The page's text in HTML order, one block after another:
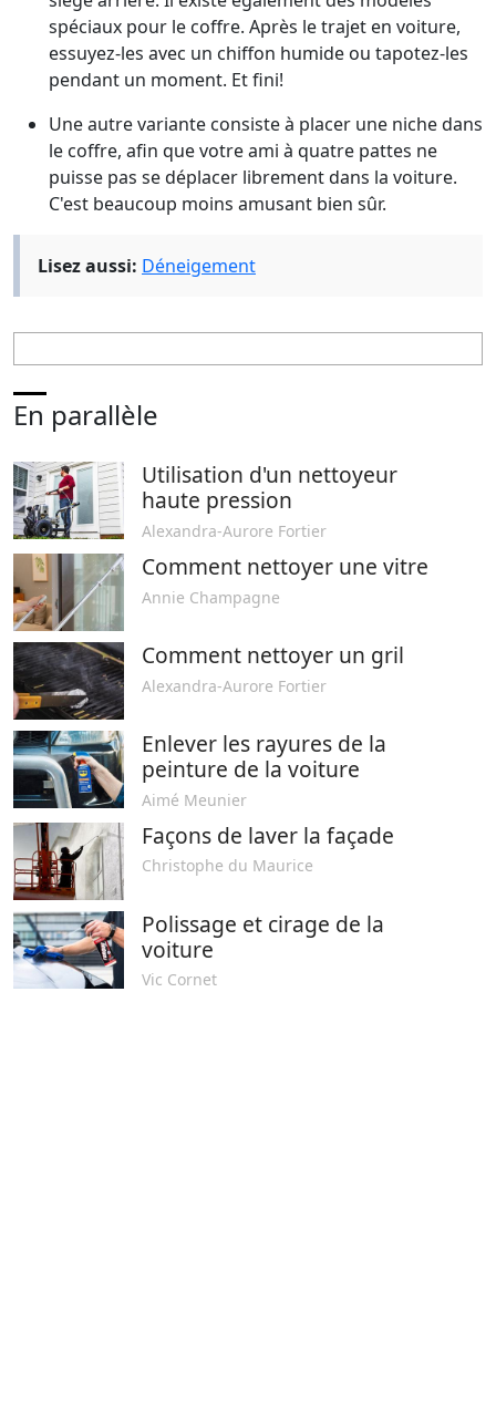
spéciaux pour le coffre. Après le trajet en voiture,
essuyez-les avec un chiffon humide ou tapotez-les
pendant un moment. Et fini!
Une autre variante consiste à placer une niche dans
le coffre, afin que votre ami à quatre pattes ne
puisse pas se déplacer librement dans la voiture.
C'est beaucoup moins amusant bien sûr.
Lisez aussi: Déneigement
En parallèle
Utilisation d'un nettoyeur
haute pression
Alexandra-Aurore Fortier
Comment nettoyer une vitre
Annie Champagne
Comment nettoyer un gril
Alexandra-Aurore Fortier
Enlever les rayures de la
peinture de la voiture
Aimé Meunier
Façons de laver la façade
Christophe du Maurice
Polissage et cirage de la
voiture
Vic Cornet